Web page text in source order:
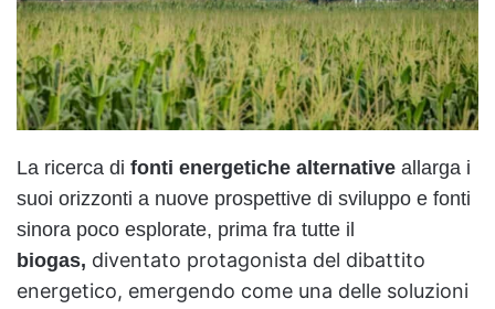
La ricerca di fonti energetiche alternative allarga i
suoi orizzonti a nuove prospettive di sviluppo e fonti
sinora poco esplorate, prima fra tutte il
biogas, diventato protagonista del dibattito
energetico, emergendo come una delle soluzioni